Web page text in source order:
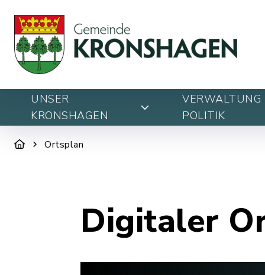
UNSER
KRONSHAGEN
VERWALTUNG
POLITIK
Ortsplan
Digitaler